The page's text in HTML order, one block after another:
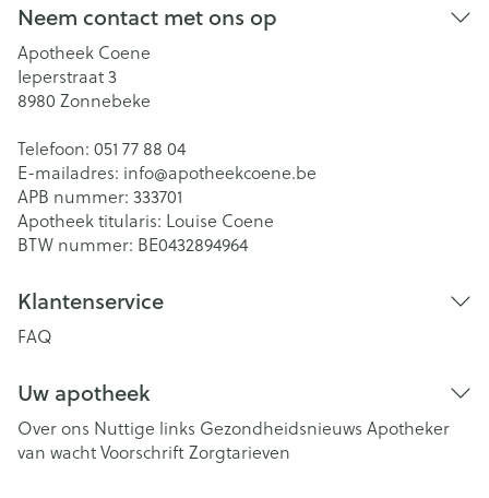
Neem contact met ons op
Apotheek Coene
Ieperstraat 3
8980 Zonnebeke
Telefoon: 051 77 88 04
E-mailadres: info@apotheekcoene.be
APB nummer: 333701
Apotheek titularis: Louise Coene
BTW nummer: BE0432894964
Klantenservice
FAQ
Uw apotheek
Over ons Nuttige links Gezondheidsnieuws Apotheker
van wachtVoorschriftZorgtarieven